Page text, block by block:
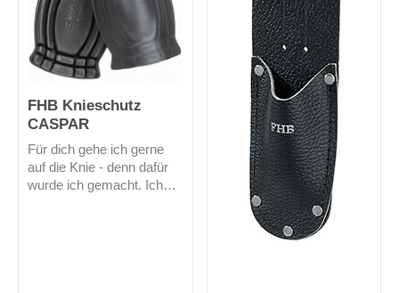
FHB Knieschutz
CASPAR
Für dich gehe ich gerne
auf die Knie - denn dafür
wurde ich gemacht. Ich